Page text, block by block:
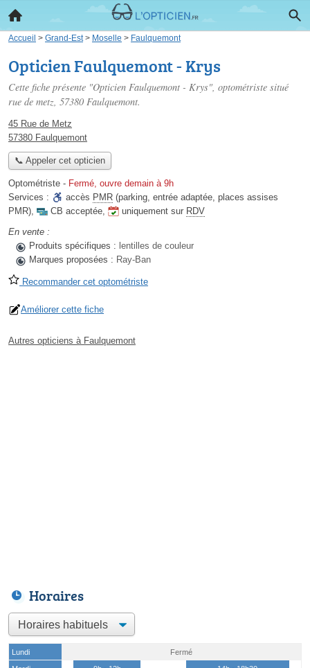
Accueil > Grand-Est> Moselle > Faulquemont
Opticien Faulquemont - Krys
Cette fiche présente "Opticien Faulquemont - Krys", optométriste situé
rue de metz, 57380 Faulquemont.
45 Rue de Metz
57380 Faulquemont
📞 Appeler cet opticien
Optométriste - Fermé, ouvre demain à 9h
Services :
accès PMR (parking, entrée adaptée, places assises
PMR), CB acceptée, uniquement sur RDV
En vente :
Produits spécifiques : lentilles de couleur
Marques proposées : Ray-Ban
Recommander cet optométriste
Améliorer cette fiche
Autres opticiens à Faulquemont
Horaires
Lundi
Fermé